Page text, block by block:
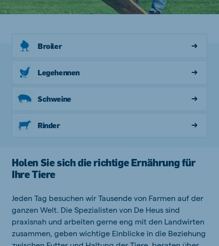
Broiler
Legehennen
Schweine
Rinder
Holen Sie sich die richtige Ernährung für
Ihre Tiere
Jeden Tag besuchen wir Tausende von Farmen auf der
ganzen Welt. Die Spezialisten von De Heus sind
praxisnah und arbeiten gerne eng mit den Landwirten
zusammen, geben wichtige Einblicke in die Beziehung